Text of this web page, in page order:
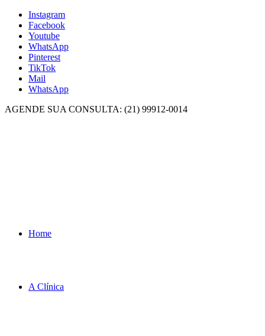
Instagram
Facebook
Youtube
WhatsApp
Pinterest
TikTok
Mail
WhatsApp
AGENDE SUA CONSULTA: (21) 99912-0014
Home
A Clínica